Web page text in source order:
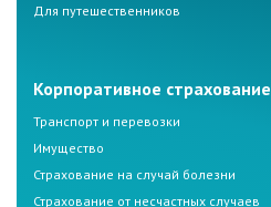
Для путешественников
Корпоративное страхование
Транспорт и перевозки
Имущество
Страхование на случай болезни
Страхование от несчастных случаев